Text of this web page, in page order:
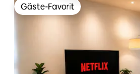
Gäste-Favorit
Gäste-Favorit